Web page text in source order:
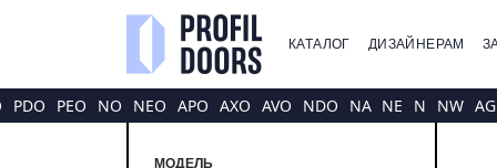
КАТАЛОГ ДИЗАЙНЕРАМ
PDO PEO NO NEO APO AXO AVO NDO NA NE N NW AG
МОДЕЛЬ